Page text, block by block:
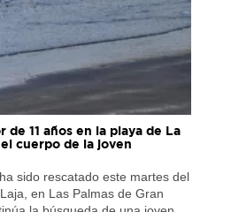
de 11 años en la playa de La
cuerpo de la joven
sido rescatado este martes del
en Las Palmas de Gran